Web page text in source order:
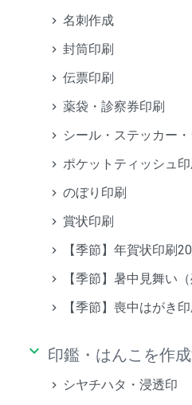
名刺作成
封筒印刷
伝票印刷
薬袋・診察券印刷
シール・ステッカー
ポケットティッシュ
のぼり印刷
賞状印刷
【季節】年賀状印刷
【季節】暑中見舞い
【季節】喪中はがき
keyboard_arrow_down 印鑑・はんこを作
シヤチハタ・浸透印